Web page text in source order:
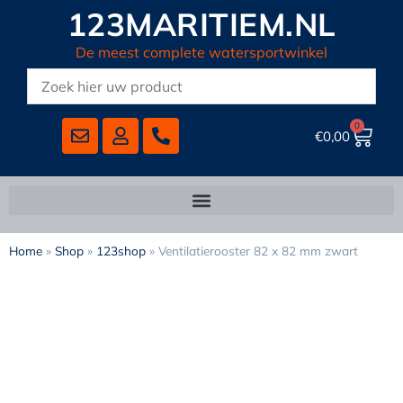
123MARITIEM.NL
De meest complete watersportwinkel
€0,00
0
Home » Shop » 123shop » Ventilatierooster 82 x 82 mm zwart